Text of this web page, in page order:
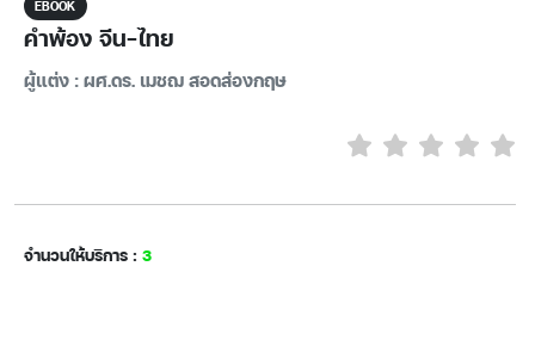
EBOOK
คำพ้อง จีน-ไทย
ผู้แต่ง : ผศ.ดร. เมชฌ สอดส่องกฤษ
จำนวนให้บริการ : 3